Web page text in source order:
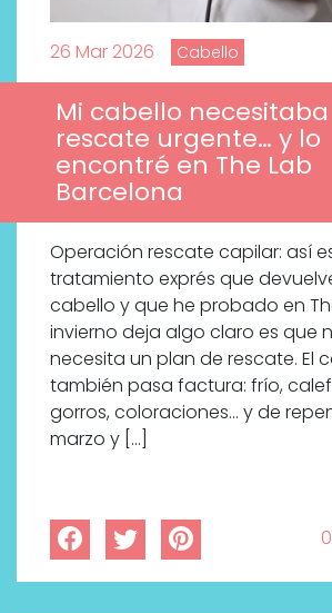
26 Mar 2026 Cabello
Mi cabello
rescate urgente… y lo
encontré en The Lab
Barcelona
Operación rescate capilar: así
tratamiento exprés que
cabello y que he probado en
invierno deja algo claro es que
necesita un plan de rescate. El
también pasa factura: frío,
gorros, coloraciones… y de
marzo y […]